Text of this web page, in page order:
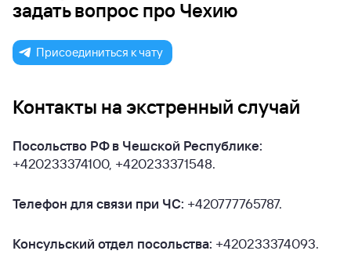
задать вопрос про Чехию
Присоединиться к чату
Контакты на экстренный случай
Посольство РФ в Чешской Республике:
+420233374100, +420233371548.
Телефон для связи при ЧС: +420777765787.
Консульский отдел посольства: +420233374093.